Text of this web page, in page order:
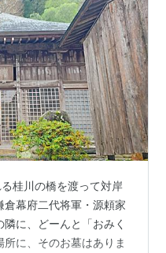
桂川の橋を渡って対岸
幕府二代将軍・源頼家
に、どーんと「おみく
に、そのお墓はありま